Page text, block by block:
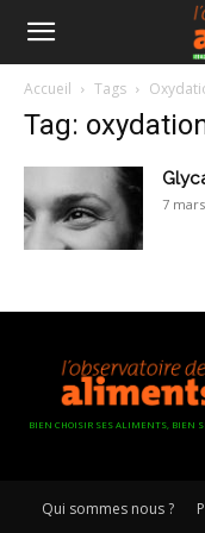
Accueil Tags
Tag:
7
BIEN CHOISIR SES ALIMENTS, BIEN
Qui sommes nous ?